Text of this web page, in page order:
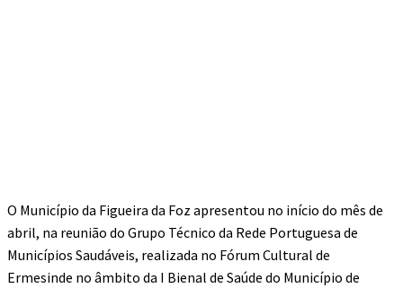
O Município da Figueira da Foz apresentou no início do mês de
abril, na reunião do Grupo Técnico da Rede Portuguesa de
Municípios Saudáveis, realizada no Fórum Cultural de
Ermesinde no âmbito da I Bienal de Saúde do Município de